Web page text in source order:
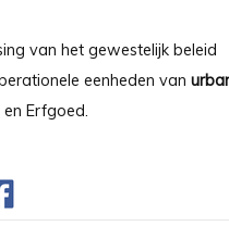
van het gewestelijk beleid
eenheden van
Erfgoed.